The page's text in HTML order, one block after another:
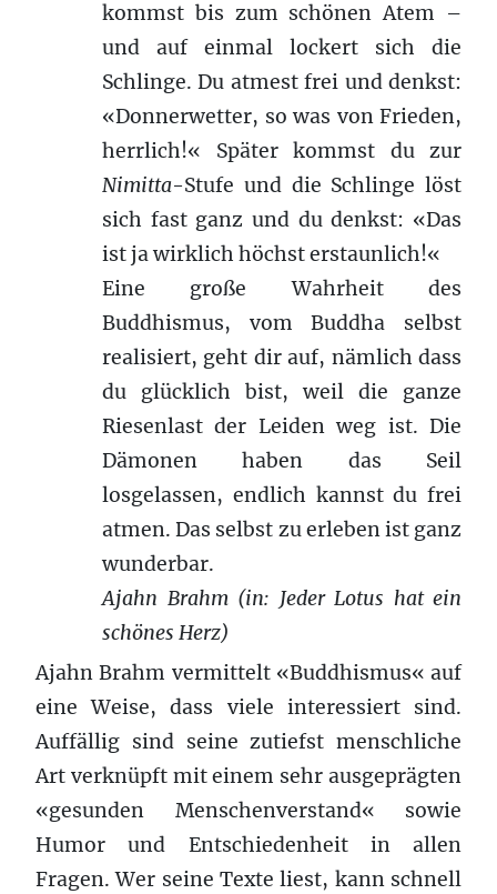
kommst bis zum schönen Atem –
und auf einmal lockert sich die
Schlinge. Du atmest frei und denkst:
«Donnerwetter, so was von Frieden,
herrlich!« Später kommst du zur
Nimitta-Stufe und die Schlinge löst
sich fast ganz und du denkst: «Das
ist ja wirklich höchst erstaunlich!«
Eine große Wahrheit des
Buddhismus, vom Buddha selbst
realisiert, geht dir auf, nämlich dass
du glücklich bist, weil die ganze
Riesenlast der Leiden weg ist. Die
Dämonen haben das Seil
losgelassen, endlich kannst du frei
atmen. Das selbst zu erleben ist ganz
wunderbar.
Ajahn Brahm (in: Jeder Lotus hat ein
schönes Herz)
Ajahn Brahm vermittelt «Buddhismus« auf
eine Weise, dass viele interessiert sind.
Auffällig sind seine zutiefst menschliche
Art verknüpft mit einem sehr ausgeprägten
«gesunden Menschenverstand« sowie
Humor und Entschiedenheit in allen
Fragen. Wer seine Texte liest, kann schnell